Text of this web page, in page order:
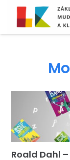
Roald Dahl –